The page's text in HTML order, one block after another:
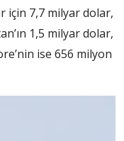
için 7,7 milyar dolar,
1,5 milyar dolar,
ise 656 milyon